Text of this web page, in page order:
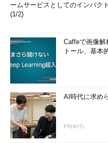
ームサービスとしてのインパクト
(1/2)
Caffeで画像解
トール、基本
AI時代に求め
PR(＠IT)